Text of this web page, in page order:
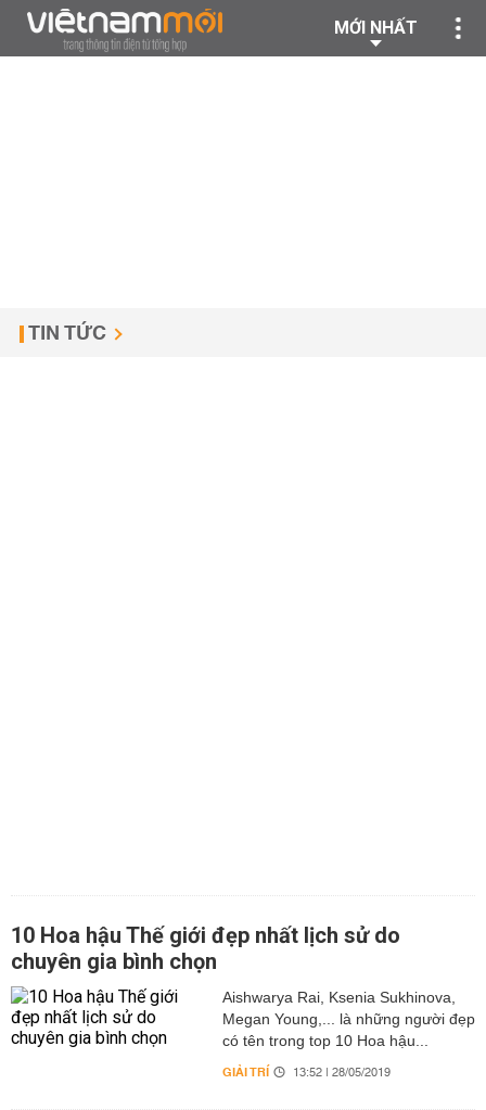
MỚI NHẤT
TIN TỨC
10 Hoa hậu Thế giới đẹp nhất lịch sử do
chuyên gia bình chọn
Aishwarya Rai, Ksenia Sukhinova,
Megan Young,... là những người đẹp
có tên trong top 10 Hoa hậu...
GIẢI TRÍ 13:52 | 28/05/2019